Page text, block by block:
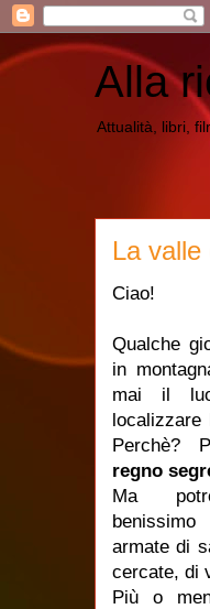
Alla
Attualità, libri,
La valle
Ciao!
Qualche
in
mai il
localizzare
Perchè?
regno
Ma
armate di
cercate, di
Più o